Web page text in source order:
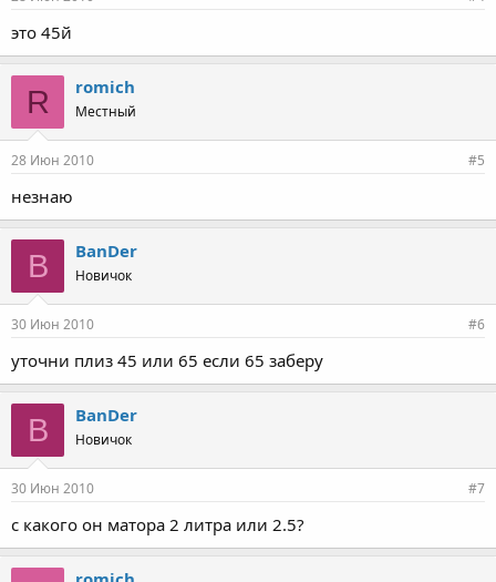
это 45й
R romich
Местный
28 Июн 2010 #5
незнаю
B BanDer
Новичок
30 Июн 2010 #6
уточни плиз 45 или 65 если 65 заберу
B BanDer
Новичок
30 Июн 2010 #7
с какого он матора 2 литра или 2.5?